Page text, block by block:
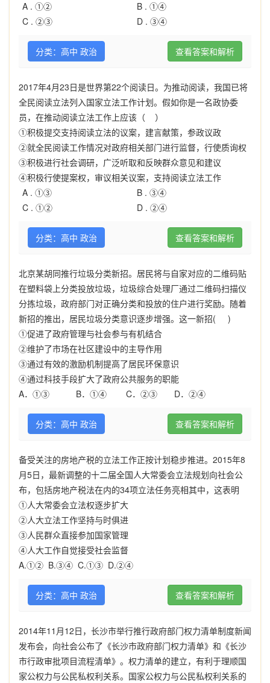
A . ①② B . ①④
C . ②③ D . ③④
分类：高中 政治 查看答案和解析
2017年4月23日是世界第22个阅读日。为推动阅读，我国已将
全民阅读立法列入国家立法工作计划。假如你是一名政协委
员，在推动阅读立法工作上应该（ ）
①积极提交支持阅读立法的议案，建言献策，参政议政
②就全民阅读工作情况对政府相关部门进行监督，行使质询权
③积极进行社会调研，广泛听取和反映群众意见和建议
④积极行使提案权，审议相关议案，支持阅读立法工作
A . ①③ B . ③④
C . ①② D . ②④
分类：高中 政治 查看答案和解析
北京某胡同推行垃圾分类新招。居民将与自家对应的二维码贴
在塑料袋上分类投放垃圾，垃圾综合处理厂通过二维码扫描仪
分拣垃圾，政府部门对正确分类和投放的住户进行奖励。随着
新招的推出，居民垃圾分类意识逐步增强。这一新招( )
①促进了政府管理与社会参与有机结合
②维护了市场在社区建设中的主导作用
③通过有效的激励机制提高了居民环保意识
④通过科技手段扩大了政府公共服务的职能
A． ①③ B． ①④ C． ②③ D． ②④
分类：高中 政治 查看答案和解析
备受关注的房地产税的立法工作正按计划稳步推进。 2015年8
月5日，最新调整的十二届全国人大常委会立法规划向社会公
布，包括房地产税法在内的34项立法任务亮相其中，这表明
①人大常委会立法权逐步扩大
②人大立法工作坚持与时俱进
③人民群众直接参加国家管理
④人大工作自觉接受社会监督
A.①② B.③④ C.①③ D.②④
分类：高中 政治 查看答案和解析
2014年11月12日 ，长沙市举行推行政府部门权力清单制度新闻
发布会，向社会公布了《长沙市政府部门权力清单》和《长沙
市行政审批项目流程清单》。权力清单的建立，有利于理顺国
家公权力与公民私权利关系。国家公权力与公民私权利关系的